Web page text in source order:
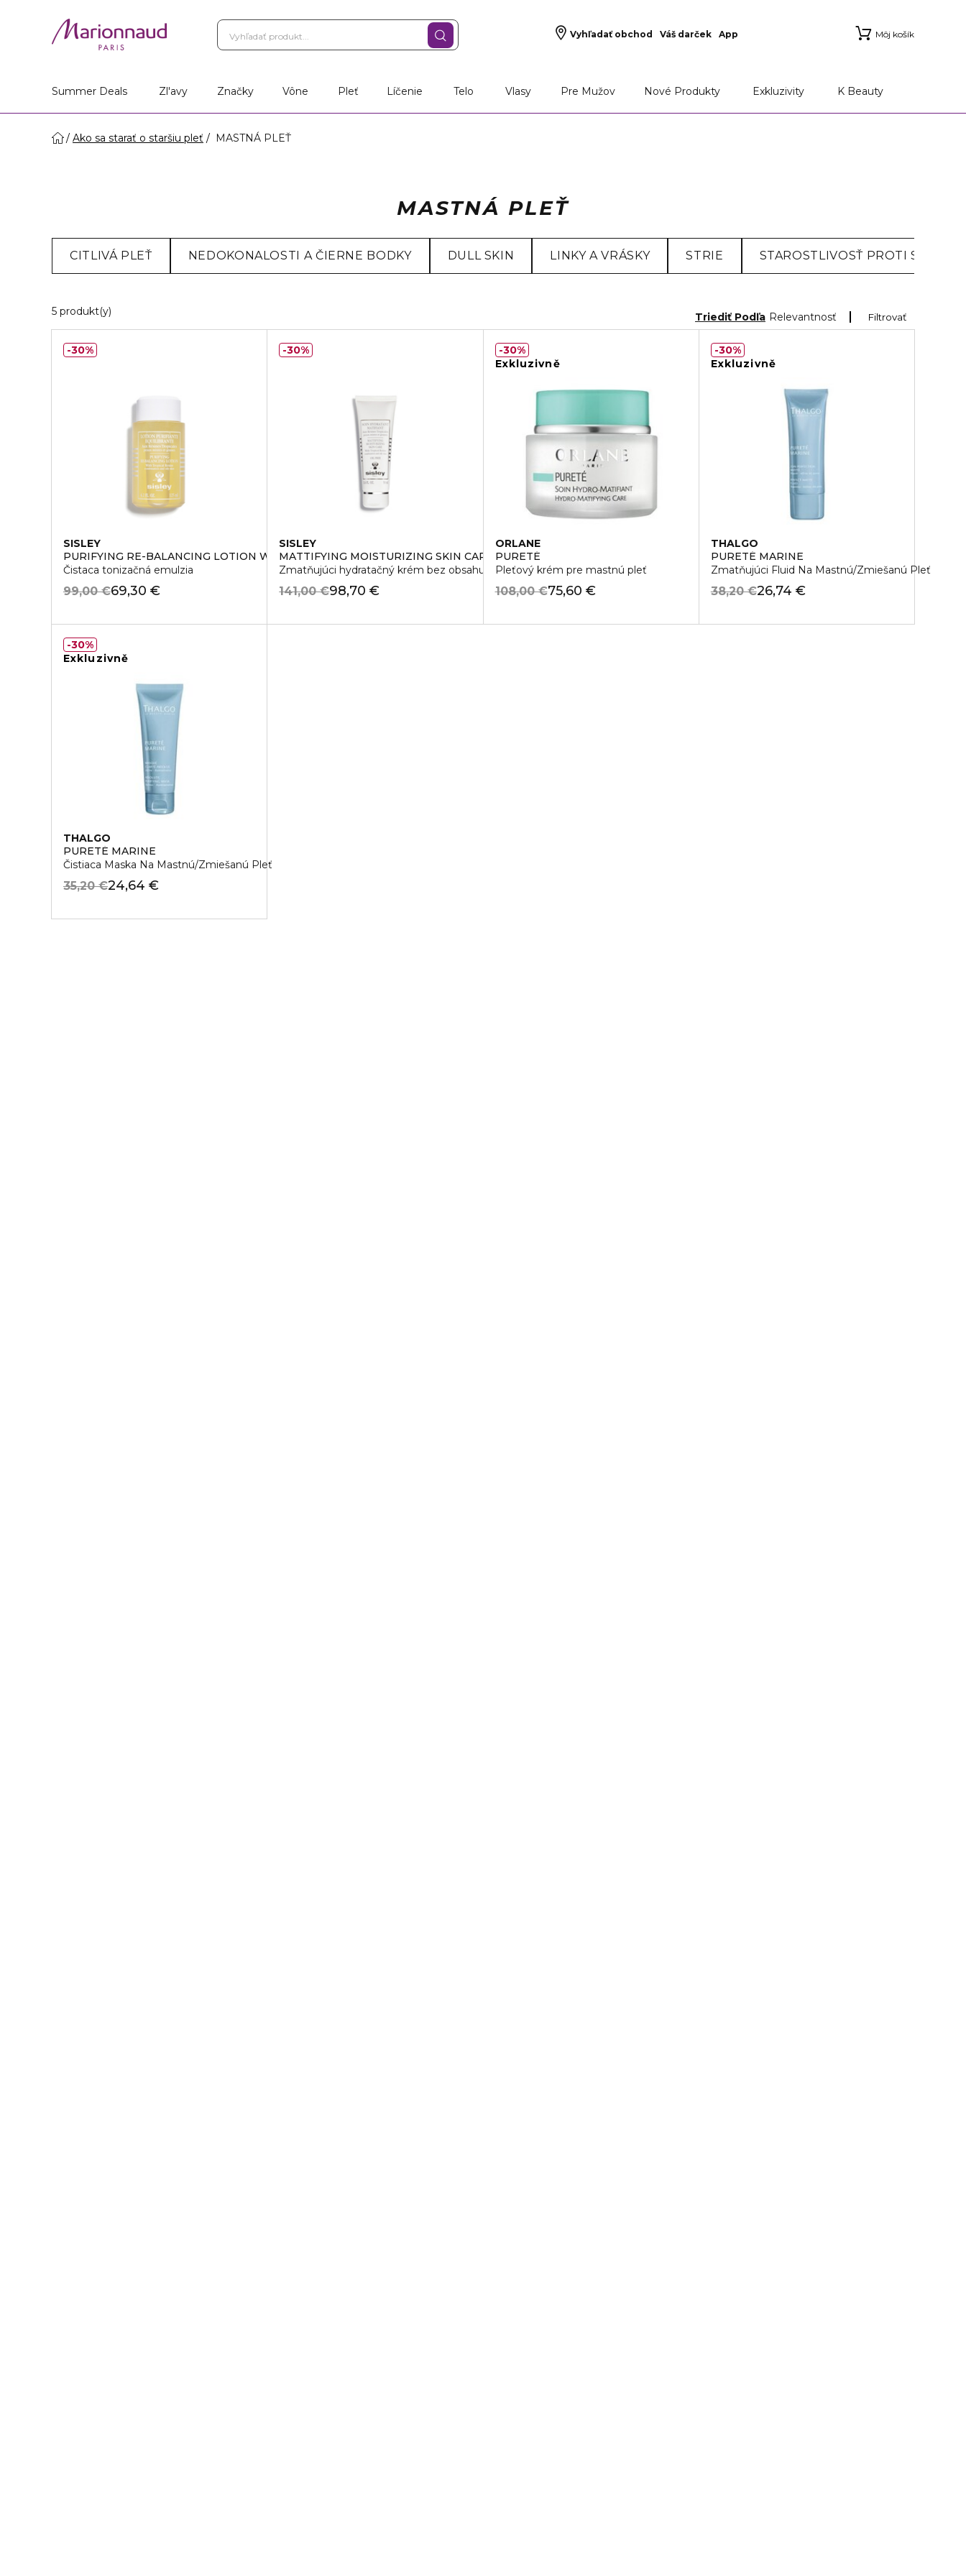
Vyhľadať obchod Váš darček App Môj košík
Summer Deals Zl'avy Značky Vône Pleť Líčenie Telo Vlasy Pre Mužov Nové Produkty Exkluzivity K Beauty
Ako sa starať o staršiu pleť MASTNÁ PLEŤ
MASTNÁ PLEŤ
CITLIVÁ PLEŤ NEDOKONALOSTI A ČIERNE BODKY DULL SKIN LINKY A VRÁSKY STRIE STAROSTLIVOSŤ PROTI
5 produkt(y) Filtrovať
Triediť Podľa Relevantnosť
SISLEY
PURIFYING RE-BALANCING LOTION WITH TROPICAL RESINS
Čistaca tonizačná emulzia
69,30 €
99,00 €
30%
SISLEY
MATTIFYING MOISTURIZING SKIN CARE WITH TROPICAL RESINS
Zmatňujúci hydratačný krém bez obsahu oleja
98,70 €
141,00 €
30%
Exkluzivně
ORLANE
PURETÉ
Pleťový krém pre mastnú pleť
75,60 €
108,00 €
30%
Exkluzivně
THALGO
PURETÉ MARINE
Zmatňujúci Fluid Na Mastnú/Zmiešanú Pleť
26,74 €
38,20 €
30%
Exkluzivně
THALGO
PURETÉ MARINE
Čistiaca Maska Na Mastnú/Zmiešanú Pleť
24,64 €
35,20 €
30%